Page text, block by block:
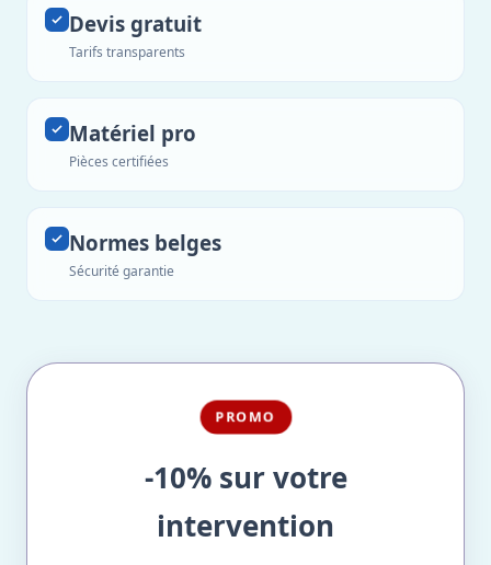
Devis gratuit
Tarifs transparents
Matériel pro
Pièces certifiées
Normes belges
Sécurité garantie
PROMO
-10% sur votre
intervention